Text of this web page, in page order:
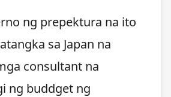
ng prepektura na ito
sa Japan na
consultant na
ng buddget ng